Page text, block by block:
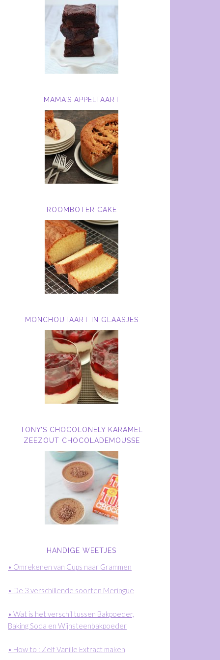
MAMA’S APPELTAART
ROOMBOTER CAKE
MONCHOUTAART IN GLAASJES
TONY’S CHOCOLONELY KARAMEL
ZEEZOUT CHOCOLADEMOUSSE
HANDIGE WEETJES
• Omrekenen van Cups naar Grammen
• De 3 verschillende soorten Meringue
• Wat is het verschil tussen Bakpoeder,
Baking Soda en Wijnsteenbakpoeder
• How to : Zelf Vanille Extract maken